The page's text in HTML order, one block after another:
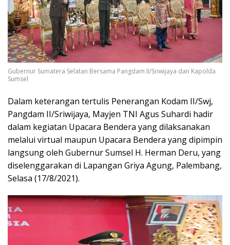
Gubernur Sumatera Selatan Bersama Pangdam II/Sriwijaya dan Kapolda
Sumsel
Dalam keterangan tertulis Penerangan Kodam II/Swj,
Pangdam II/Sriwijaya, Mayjen TNI Agus Suhardi hadir
dalam kegiatan Upacara Bendera yang dilaksanakan
melalui virtual maupun Upacara Bendera yang dipimpin
langsung oleh Gubernur Sumsel H. Herman Deru, yang
diselenggarakan di Lapangan Griya Agung, Palembang,
Selasa (17/8/2021).